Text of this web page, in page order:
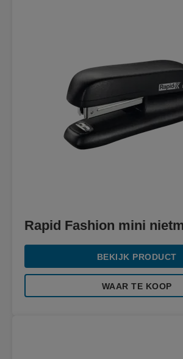
Rapid Fashion mini
BEKIJK PRODUCT
WAAR TE KOOP